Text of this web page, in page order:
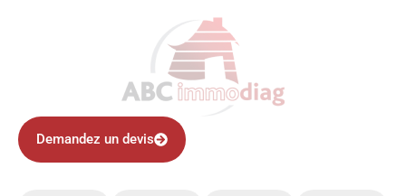
Demandez un devis